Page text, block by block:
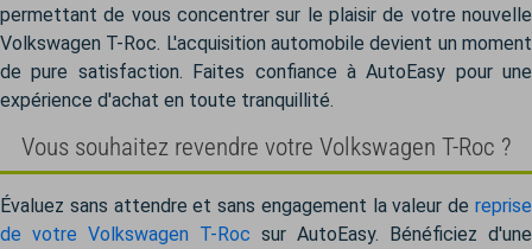
permettant de vous concentrer sur le plaisir de votre nouvelle
Volkswagen T-Roc. L'acquisition automobile devient un moment
de pure satisfaction. Faites confiance à AutoEasy pour une
expérience d'achat en toute tranquillité.
Vous souhaitez revendre votre Volkswagen T-Roc ?
Évaluez sans attendre et sans engagement la valeur de reprise
de votre Volkswagen T-Roc sur AutoEasy. Bénéficiez d'une